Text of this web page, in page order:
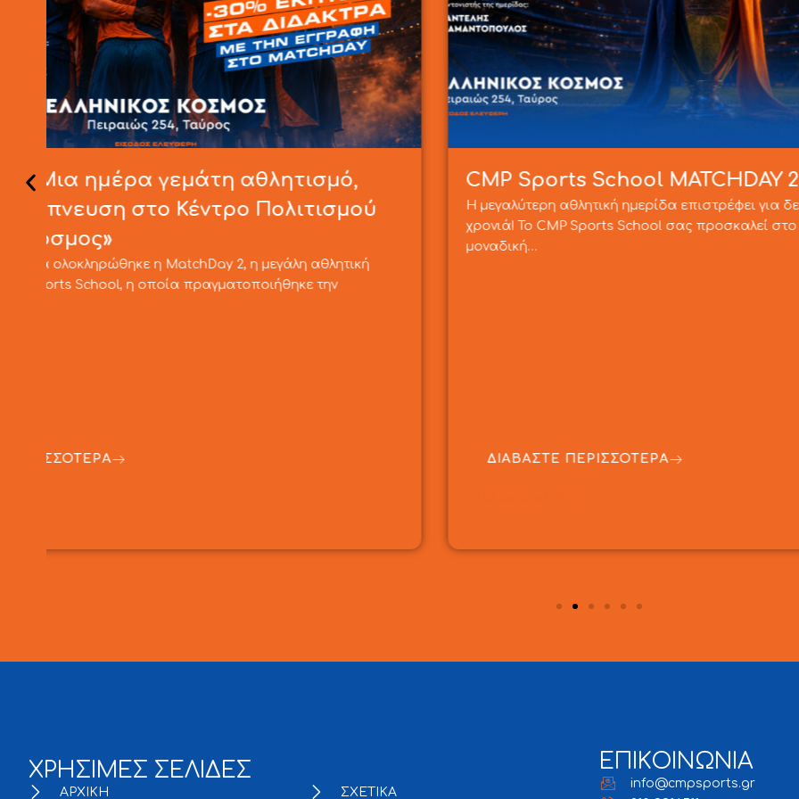
CMP Sports School MATCHDAY 2 – 2026
Η μεγαλύτερη αθλητική ημερίδα επιστρέφει για δεύτερη συνεχόμενη
χρονιά! Το CMP Sports School σας προσκαλεί στο MATCHDAY 2, μια
μοναδική…
ΔΙΑΒΑΣΤΕ ΠΕΡΙΣΣΟΤΕΡΑ
Δεύτερη
Ο Παντελής
πραγματοποίησε με
ΔΙΑΒΑΣΤΕ
ΧΡΗΣΙΜΕΣ ΣΕΛΙΔΕΣ
ΑΡΧΙΚΗ ΣΧΕΤΙΚΑ
ΕΠΙΚΟΙΝΩΝΙΑ
info@cmpsports.gr